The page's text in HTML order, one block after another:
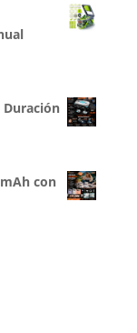
Duración
mAh con